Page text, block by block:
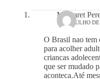
Margaret
11 DE JULHO
O Brasil nao tem
para acolher
criancas
que ser mudado
aconteca.Até